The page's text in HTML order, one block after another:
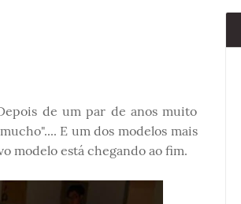
de um par de anos muito
E um dos modelos mais
modelo está chegando ao fim.